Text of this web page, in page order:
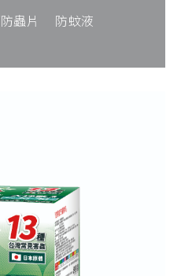
蟲片
防蚊液